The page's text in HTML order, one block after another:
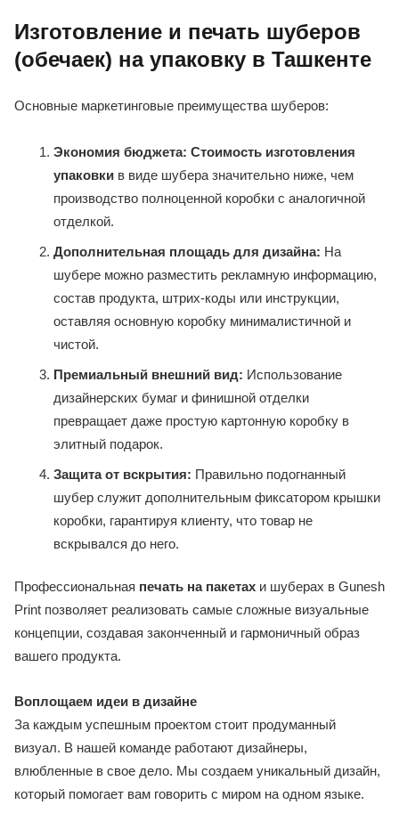
Изготовление и печать шуберов
(обечаек) на упаковку в Ташкенте
Основные маркетинговые преимущества шуберов:
Экономия бюджета: Стоимость изготовления
упаковкив виде шубера значительно ниже, чем
производство полноценной коробки с аналогичной
отделкой.
Дополнительная площадь для дизайна: На
шубере можно разместить рекламную информацию,
состав продукта, штрих-коды или инструкции,
оставляя основную коробку минималистичной и
чистой.
Премиальный внешний вид: Использование
дизайнерских бумаг и финишной отделки
превращает даже простую картонную коробку в
элитный подарок.
Защита от вскрытия: Правильно подогнанный
шубер служит дополнительным фиксатором крышки
коробки, гарантируя клиенту, что товар не
вскрывался до него.
Профессиональная печать на пакетах и шуберах в Gunesh
Print позволяет реализовать самые сложные визуальные
концепции, создавая законченный и гармоничный образ
вашего продукта.
Воплощаем идеи в дизайне
За каждым успешным проектом стоит продуманный
визуал. В нашей команде работают дизайнеры,
влюбленные в свое дело. Мы создаем уникальный дизайн,
который помогает вам говорить с миром на одном языке.